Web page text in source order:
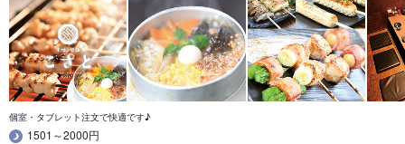
個室・タブレット注文で快適です♪
1501～2000円